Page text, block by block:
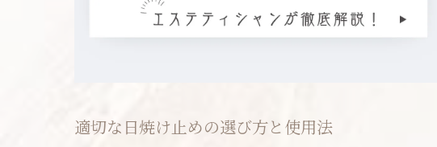
適切な日焼け止めの選び方と使用法